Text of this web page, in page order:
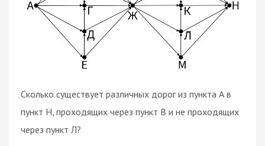
Сколько существует различных дорог из пункта А в
пункт Н, проходящих через пункт В и не проходящих
через пункт Л?